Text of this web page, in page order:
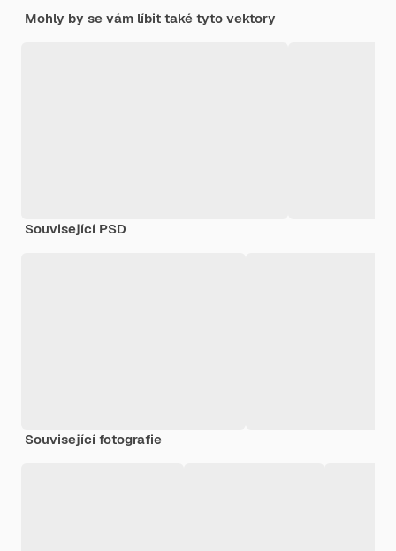
Mohly by se vám líbit také tyto vektory
Související PSD
Související fotografie